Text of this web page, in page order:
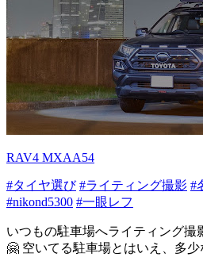
RAV4 MXAA54
#タイヤ選び #ライティング撮影 #
#nikond5300 #一眼レフ
いつもの駐車場へライティング撮
🤗 空いてる駐車場とはいえ、多